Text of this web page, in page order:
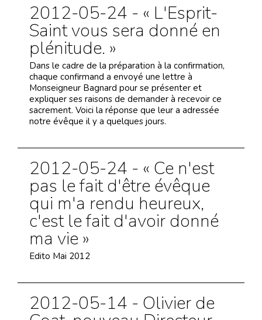
2012-05-24 - « L'Esprit-
Saint vous sera donné en
plénitude. »
Dans le cadre de la préparation à la confirmation,
chaque confirmand a envoyé une lettre à
Monseigneur Bagnard pour se présenter et
expliquer ses raisons de demander à recevoir ce
sacrement. Voici la réponse que leur a adressée
notre évêque il y a quelques jours.
2012-05-24 - « Ce n'est
pas le fait d'être évêque
qui m'a rendu heureux,
c'est le fait d'avoir donné
ma vie »
Edito Mai 2012
2012-05-14 - Olivier de